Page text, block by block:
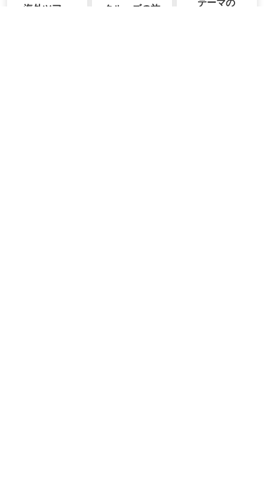
海外ツアー クルーズの旅
テーマの